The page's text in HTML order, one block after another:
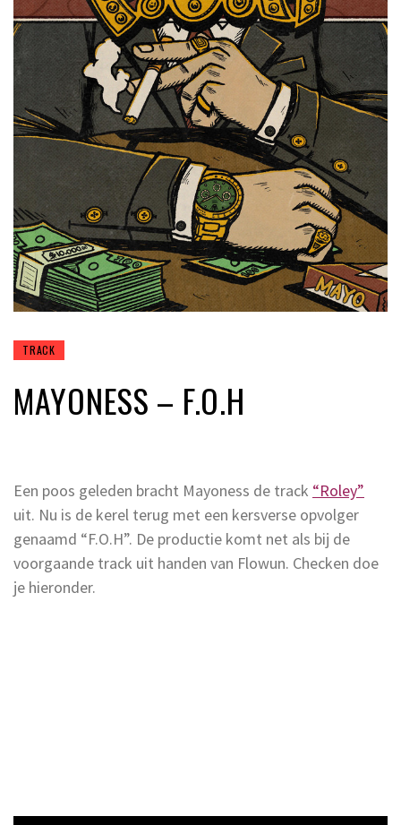
TRACK
MAYONESS – F.O.H
Een poos geleden bracht Mayoness de track “Roley”
uit. Nu is de kerel terug met een kersverse opvolger
genaamd “F.O.H”. De productie komt net als bij de
voorgaande track uit handen van Flowun. Checken doe
je hieronder.